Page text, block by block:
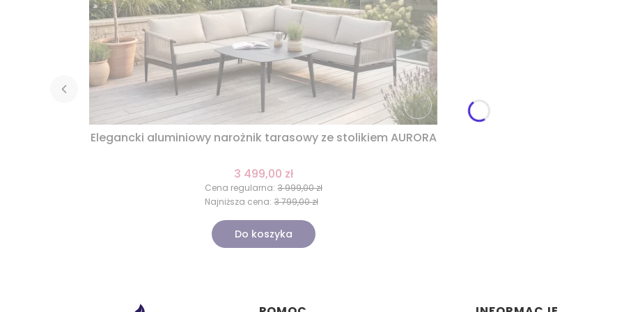
Elegancki aluminiowy narożnik tarasowy ze stolikiem AURORA
3 499,00 zł
Cena regularna: 3 999,00 zł
Najniższa cena: 3 799,00 zł
Do koszyka